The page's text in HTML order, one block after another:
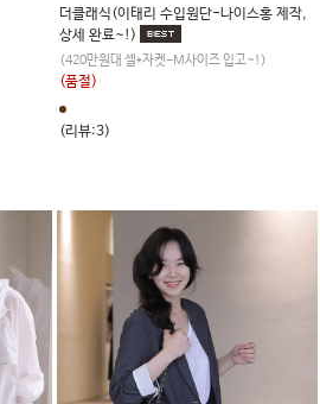
더클래식(이태리 수입원단-나이스홍 제작,
상세 완료~!)
(420만원대 셀*자켓-M사이즈 입고~!)
(품절)
(리뷰:3)